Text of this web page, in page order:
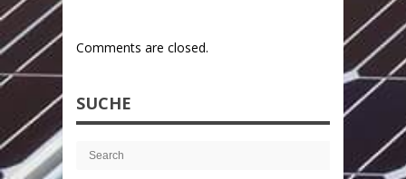
Comments are closed.
SUCHE